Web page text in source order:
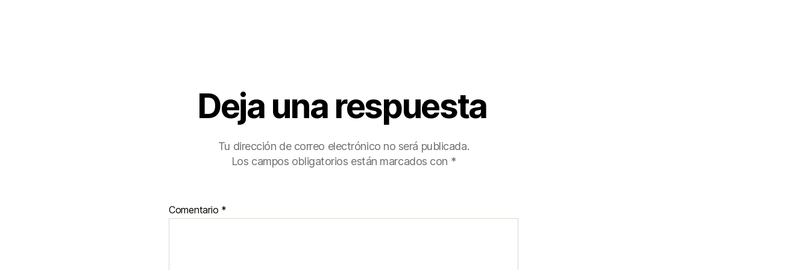
Deja una respuesta
Tu dirección de correo electrónico no será publicada.
Los campos obligatorios están marcados con *
Comentario *